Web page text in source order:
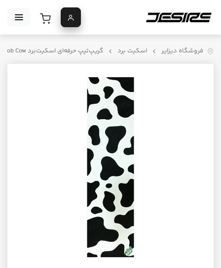
فروشگاه دیزایر اسکیت برد گریپ‌تیپ حرفه‌ای اسکیت‌برد Mob Moob Cow